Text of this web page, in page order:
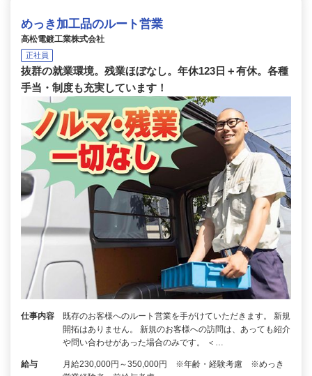
めっき加工品のルート営業
高松電鍍工業株式会社
正社員
抜群の就業環境。残業ほぼなし。年休123日＋有休。各種
手当・制度も充実しています！
仕事内容
既存のお客様へのルート営業を手がけていただきます。 新規
開拓はありません。 新規のお客様への訪問は、あっても紹介
や問い合わせがあった場合のみです。 ＜…
給与
月給230,000円～350,000円 ※年齢・経験考慮 ※めっき